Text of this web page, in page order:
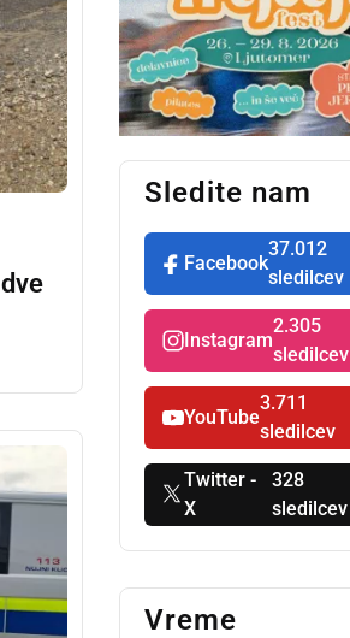
Sledite nam
Facebook
37.012
sledilcev
Instagram
2.305
sledilcev
YouTube
3.711
sledilcev
Twitter -
X
328
sledilcev
Vreme